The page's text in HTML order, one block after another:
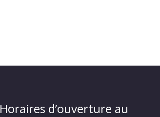
Horaires d’ouverture au